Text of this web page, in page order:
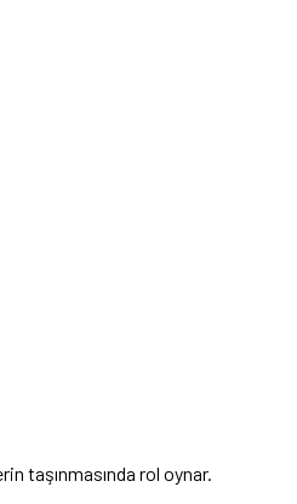
taşınmasında rol oynar.